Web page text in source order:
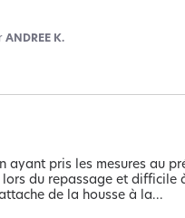
ANDREE K.
pris les mesures au
du repassage et difficile
de la housse à la...